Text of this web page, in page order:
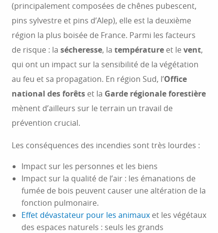
(principalement composées de chênes pubescent,
pins sylvestre et pins d’Alep), elle est la deuxième
région la plus boisée de France. Parmi les facteurs
de risque : la sécheresse, la température et le vent,
qui ont un impact sur la sensibilité de la végétation
au feu et sa propagation. En région Sud, l’Office
national des forêts et la Garde régionale forestière
mènent d’ailleurs sur le terrain un travail de
prévention crucial.
Les conséquences des incendies sont très lourdes :
Impact sur les personnes et les biens
Impact sur la qualité de l’air : les émanations de
fumée de bois peuvent causer une altération de la
fonction pulmonaire.
Effet dévastateur pour les animaux et les végétaux
des espaces naturels : seuls les grands